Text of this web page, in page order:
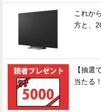
これか
方と、
【抽選
当たる